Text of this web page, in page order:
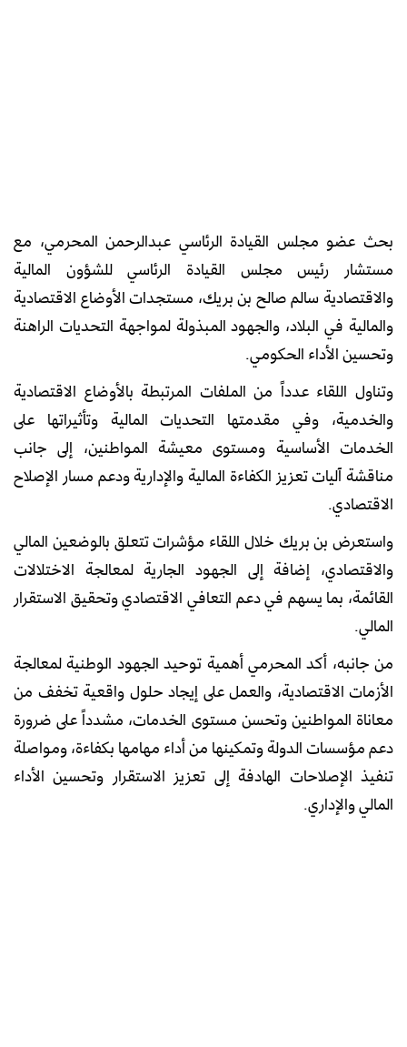
بحث عضو مجلس القيادة الرئاسي عبدالرحمن المحرمي، مع
مستشار رئيس مجلس القيادة الرئاسي للشؤون المالية
والاقتصادية سالم صالح بن بريك، مستجدات الأوضاع الاقتصادية
والمالية في البلاد، والجهود المبذولة لمواجهة التحديات الراهنة
وتحسين الأداء الحكومي.
وتناول اللقاء عدداً من الملفات المرتبطة بالأوضاع الاقتصادية
والخدمية، وفي مقدمتها التحديات المالية وتأثيراتها على
الخدمات الأساسية ومستوى معيشة المواطنين، إلى جانب
مناقشة آليات تعزيز الكفاءة المالية والإدارية ودعم مسار الإصلاح
الاقتصادي.
واستعرض بن بريك خلال اللقاء مؤشرات تتعلق بالوضعين المالي
والاقتصادي، إضافة إلى الجهود الجارية لمعالجة الاختلالات
القائمة، بما يسهم في دعم التعافي الاقتصادي وتحقيق الاستقرار
المالي.
من جانبه، أكد المحرمي أهمية توحيد الجهود الوطنية لمعالجة
الأزمات الاقتصادية، والعمل على إيجاد حلول واقعية تخفف من
معاناة المواطنين وتحسن مستوى الخدمات، مشدداً على ضرورة
دعم مؤسسات الدولة وتمكينها من أداء مهامها بكفاءة، ومواصلة
تنفيذ الإصلاحات الهادفة إلى تعزيز الاستقرار وتحسين الأداء
المالي والإداري.